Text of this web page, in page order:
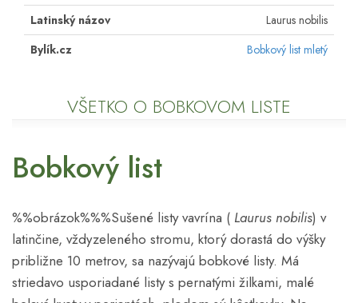
Latinský názov
Laurus nobilis
Bylík.cz
Bobkový list mletý
VŠETKO O BOBKOVOM LISTE
Bobkový list
%%obrázok%%%Sušené listy vavrína ( Laurus nobilis) v
latinčine, vždyzeleného stromu, ktorý dorastá do výšky
približne 10 metrov, sa nazývajú bobkové listy. Má
striedavo usporiadané listy s pernatými žilkami, malé